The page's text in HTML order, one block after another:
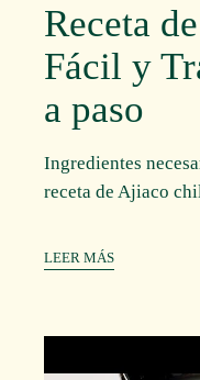
Receta
Fácil y
a paso
Ingredientes
receta de Ajiaco
LEER MÁS